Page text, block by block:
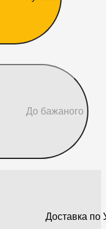
До бажаного
Доставка по